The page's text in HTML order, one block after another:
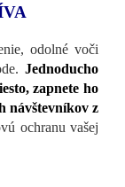
odolné voči
Jednoducho
zapnete ho
návštevníkov z
ochranu vašej